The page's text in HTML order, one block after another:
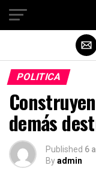
POLITICA
demás
Published 6
Byadmin